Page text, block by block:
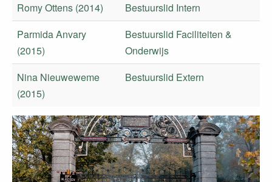
Romy Ottens (2014)
Bestuurslid Intern
Parmida Anvary
(2015)
Bestuurslid Faciliteiten &
Onderwijs
Nina Nieuweweme
(2015)
Bestuurslid Extern